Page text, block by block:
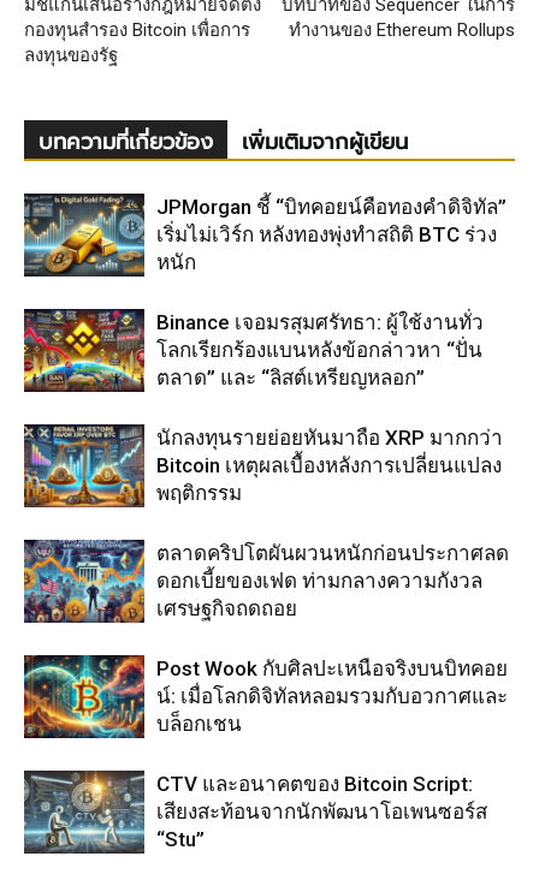
มิชิแกนเสนอร่างกฎหมายจัดตั้ง
กองทุนสำรอง Bitcoin เพื่อการ
ลงทุนของรัฐ
บทบาทของ Sequencer ในการ
ทำงานของ Ethereum Rollups
บทความที่เกี่ยวข้อง เพิ่มเติมจากผู้เขียน
JPMorgan ชี้ “บิทคอยน์คือทองคำดิจิทัล”
เริ่มไม่เวิร์ก หลังทองพุ่งทำสถิติ BTC ร่วง
หนัก
Binance เจอมรสุมศรัทธา: ผู้ใช้งานทั่ว
โลกเรียกร้องแบนหลังข้อกล่าวหา “ปั่น
ตลาด” และ “ลิสต์เหรียญหลอก”
นักลงทุนรายย่อยหันมาถือ XRP มากกว่า
Bitcoin เหตุผลเบื้องหลังการเปลี่ยนแปลง
พฤติกรรม
ตลาดคริปโตผันผวนหนักก่อนประกาศลด
ดอกเบี้ยของเฟด ท่ามกลางความกังวล
เศรษฐกิจถดถอย
Post Wook กับศิลปะเหนือจริงบนบิทคอย
น์: เมื่อโลกดิจิทัลหลอมรวมกับอวกาศและ
บล็อกเชน
CTV และอนาคตของ Bitcoin Script:
เสียงสะท้อนจากนักพัฒนาโอเพนซอร์ส
“Stu”